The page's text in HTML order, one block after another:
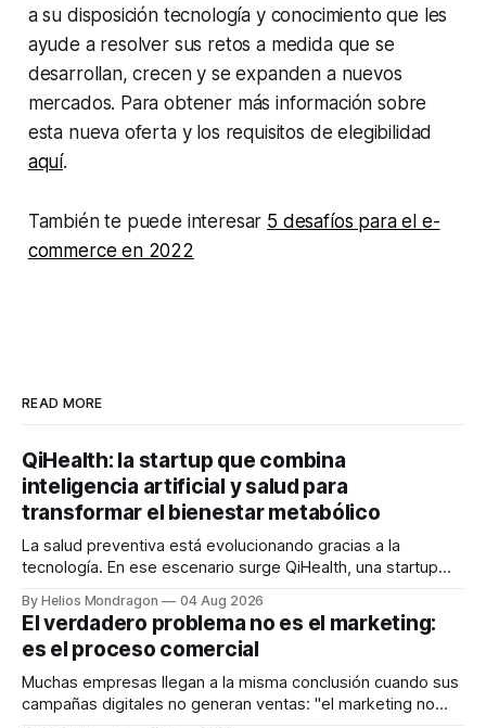
a su disposición tecnología y conocimiento que les
ayude a resolver sus retos a medida que se
desarrollan, crecen y se expanden a nuevos
mercados. Para obtener más información sobre
esta nueva oferta y los requisitos de elegibilidad
aquí.
También te puede interesar 5 desafíos para el e-
commerce en 2022
READ MORE
QiHealth: la startup que combina
inteligencia artificial y salud para
transformar el bienestar metabólico
La salud preventiva está evolucionando gracias a la
tecnología. En ese escenario surge QiHealth, una startup
dispositivos inteligentes, inteligencia artificial y monitoreo
en tiempo real para ayudar a las personas a tomar mejores
decisiones sobre su salud metabólica. Su propuesta busca
responder
By Helios Mondragon 04 Aug 2026
El verdadero problema no es el marketing:
es el proceso comercial
Muchas empresas llegan a la misma conclusión cuando sus
campañas digitales no generan ventas: "el marketing no